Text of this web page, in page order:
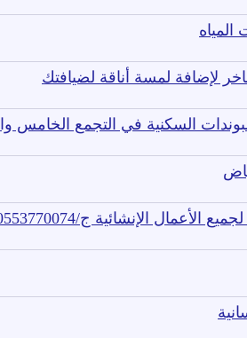
لإضافة لمسة أناقة لضيافتك
السكنية في التجمع الخامس
الإنشائية ج/0553770074